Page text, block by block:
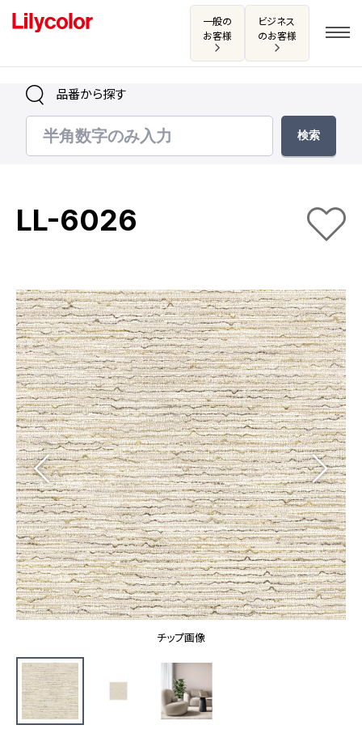
一般の
お客様
ビジネス
のお客様
ログイン・新規会員登録
お気に入り
商品を探す
商品を探す トップ
壁紙
カーテン
床材
ブランド・コレクション
Lilycolor Coordinate 着せ替えシミュレーション
カタログ一覧
カタログ一覧 トップ
壁紙
カーテン
床材
サステナブル商品
ノンワックス床タイル
壁紙機能性ガイド
施工事例
施工事例 トップ
医療・福祉施設
ホテル・オフィス・店舗
モデルハウス
新築戸建・マンション
#リリカラのある暮らし
リリカラノート
ショールーム
ショールーム トップ
東京ショールーム
大阪ショールーム
広島ショールーム
仙台ショールーム
札幌ショールーム
お客様サポート
お客様サポート トップ
画像ダウンロード
動画一覧
お手入れ便利帳
お役立ち資料
非住宅案件に関するお問い合わせ
品番から探す
LL-6026
チップ画像